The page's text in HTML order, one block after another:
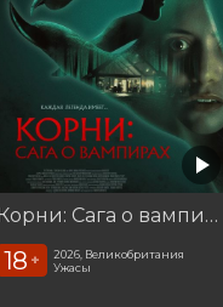
Корни: Сага о вампирах
18 +
2026, Великобритания
Ужасы